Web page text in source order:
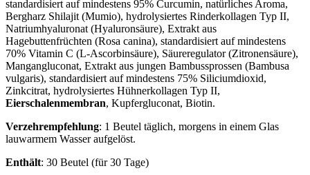
standardisiert auf mindestens 95% Curcumin, natürliches Aroma,
Bergharz Shilajit (Mumio), hydrolysiertes Rinderkollagen Typ II,
Natriumhyaluronat (Hyaluronsäure), Extrakt aus
Hagebuttenfrüchten (Rosa canina), standardisiert auf mindestens
70% Vitamin C (L-Ascorbinsäure), Säureregulator (Zitronensäure),
Mangangluconat, Extrakt aus jungen Bambussprossen (Bambusa
vulgaris), standardisiert auf mindestens 75% Siliciumdioxid,
Zinkcitrat, hydrolysiertes Hühnerkollagen Typ II,
Eierschalenmembran, Kupfergluconat, Biotin.
Verzehrempfehlung: 1 Beutel täglich, morgens in einem Glas
lauwarmem Wasser aufgelöst.
Enthält: 30 Beutel (für 30 Tage)